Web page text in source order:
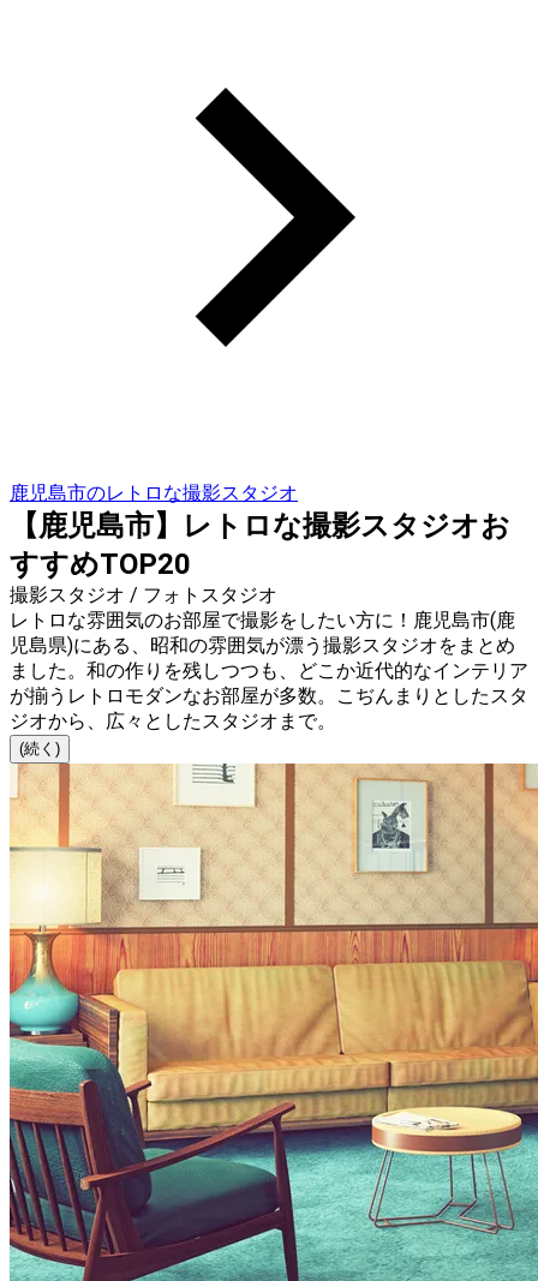
鹿児島市のレトロな撮影スタジオ
【鹿児島市】レトロな撮影スタジオお
すすめTOP20
撮影スタジオ / フォトスタジオ
レトロな雰囲気のお部屋で撮影をしたい方に！鹿児島市(鹿
児島県)にある、昭和の雰囲気が漂う撮影スタジオをまとめ
ました。和の作りを残しつつも、どこか近代的なインテリア
が揃うレトロモダンなお部屋が多数。こぢんまりとしたスタ
ジオから、広々としたスタジオまで。
(続く)